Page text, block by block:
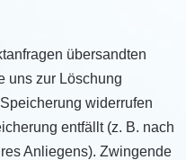
übersandten
uns zur Löschung
widerrufen
entfällt (z. B. nach
Anliegens). Zwingende